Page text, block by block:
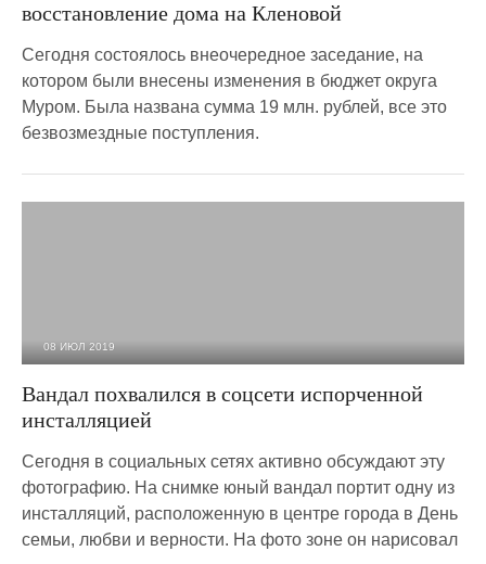
восстановление дома на Кленовой
Сегодня состоялось внеочередное заседание, на
котором были внесены изменения в бюджет округа
Муром. Была названа сумма 19 млн. рублей, все это
безвозмездные поступления.
08 ИЮЛ 2019
Вандал похвалился в соцсети испорченной
инсталляцией
Сегодня в социальных сетях активно обсуждают эту
фотографию. На снимке юный вандал портит одну из
инсталляций, расположенную в центре города в День
семьи, любви и верности. На фото зоне он нарисовал